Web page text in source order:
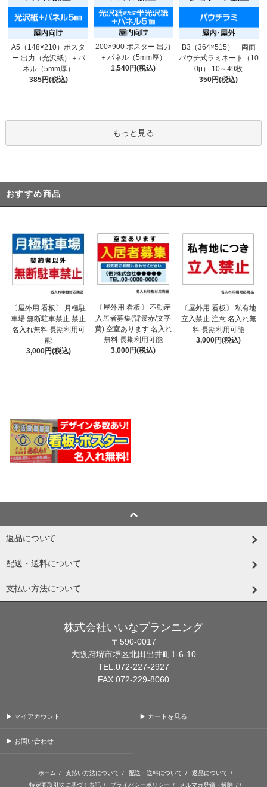
A5（148×210）ポスタ
ー 出力（光沢紙）＋パ
ネル（5mm厚）
385円(税込)
200×900 ポスター 出力
＋パネル（5mm厚）
1,540円(税込)
B3（364×515） 両面
パウチ式ラミネート（10
0μ） 10～49枚
350円(税込)
もっと見る
おすすめ商品
〔屋外用 看板〕 月極駐
車場 無断駐車禁止 禁止
名入れ無料 長期利用可
能
3,000円(税込)
〔屋外用 看板〕 不動産
入居者募集(背景赤/文字
黄) 空室あります 名入れ
無料 長期利用可能
3,000円(税込)
〔屋外用 看板〕 私有地
立入禁止 注意 名入れ無
料 長期利用可能
3,000円(税込)
返品について
配送・送料について
支払い方法について
株式会社いいなプランニング
〒590-0017
大阪府堺市堺区北田出井町1-6-10
TEL.072-227-2927
FAX.072-229-8060
▶ マイアカウント ▶ カートを見る
▶ お問い合わせ
ホーム / 支払い方法について / 配送・送料について / 返品について /
特定商取引法に基づく表記 / プライバシーポリシー / メルマガ登録・解除 / /